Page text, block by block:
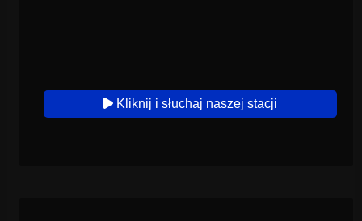
Kliknij i słuchaj naszej stacji